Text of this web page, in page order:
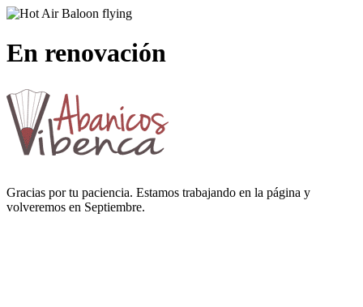
En renovación
Gracias por tu paciencia. Estamos trabajando en la página y
volveremos en Septiembre.